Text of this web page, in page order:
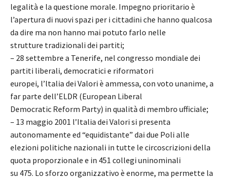
legalità e la questione morale. Impegno prioritario è
l’apertura di nuovi spazi per i cittadini che hanno qualcosa
da dire ma non hanno mai potuto farlo nelle
strutture tradizionali dei partiti;
– 28 settembre a Tenerife, nel congresso mondiale dei
partiti liberali, democratici e riformatori
europei, l’ltalia dei Valori è ammessa, con voto unanime, a
far parte dell’ELDR (European Liberal
Democratic Reform Party) in qualità di membro ufficiale;
– 13 maggio 2001 l’Italia dei Valori si presenta
autonomamente ed “equidistante” dai due Poli alle
elezioni politiche nazionali in tutte le circoscrizioni della
quota proporzionale e in 451 collegi uninominali
su 475. Lo sforzo organizzativo è enorme, ma permette la